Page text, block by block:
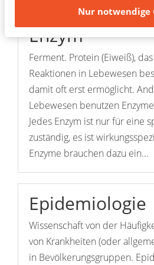
Nur notwendige
Enzym
Ferment. Protein (Eiweiß),
Reaktionen in Lebewesen
damit oft erst ermöglicht.
Lebewesen benutzen
Jedes Enzym ist nur für eine
zuständig, es ist
Enzyme brauchen dazu ein...
Epidemiologie
Wissenschaft von der
von Krankheiten (oder
in Bevölkerungsgruppen.